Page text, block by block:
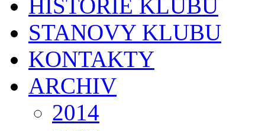
HISTORIE KLUBU
STANOVY KLUBU
KONTAKTY
ARCHIV
2014